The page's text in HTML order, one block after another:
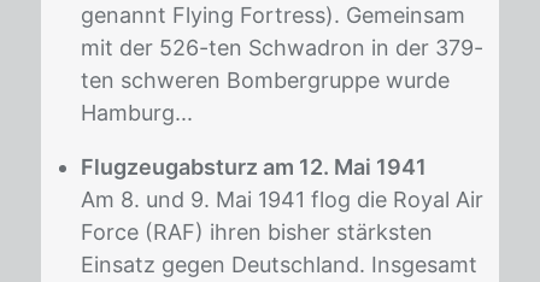
genannt Flying Fortress). Gemeinsam
mit der 526-ten Schwadron in der 379-
ten schweren Bombergruppe wurde
Hamburg...
Flugzeugabsturz am 12. Mai 1941
Am 8. und 9. Mai 1941 flog die Royal Air
Force (RAF) ihren bisher stärksten
Einsatz gegen Deutschland. Insgesamt